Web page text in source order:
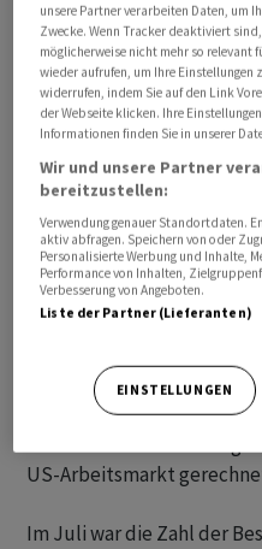
Die Kurse von US-
der Veröffentlichung des
amerikanischen
Terminkontrakt für
Future) fiel im frühen
Prozent auf 110,17
Anleihen betrug 4,16
Zum Handelsauftakt am
geworden, dass sich der
weiter robust entwickelt.
Kursbewegungen
wieder auf dem Niveau
haben. Am Markt war
US-Arbeitsmarkt
Im Juli war die Zahl der
unsere Partner verarbeiten Daten, um
Zwecke. Wenn Tracker deaktiviert
möglicherweise nicht mehr so relevant
wieder aufrufen, um Ihre Einstellungen
widerrufen, indem Sie auf den Link
der Webseite klicken. Ihre
Informationen finden Sie in unserer
Wir und unsere Partner
bereitzustellen:
Verwendung genauer Standortdaten.
aktiv abfragen. Speichern von oder
Personalisierte Werbung und Inhalte,
Performance von Inhalten,
Verbesserung von Angeboten.
Liste der Partner (Lieferanten)
EINSTELLUNGEN